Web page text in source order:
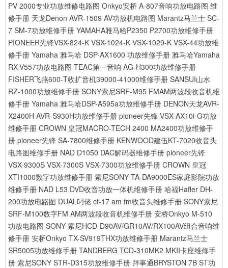
PV 2000专业功放维修电路图 Onkyo安桥 A-807音响功放电路图 维
修手册 天龙Denon AVR-1509 AV功放机电路图 Marantz马兰士 SC-
7 SM-7功放维修手册 YAMAHA雅马哈P2350 P2700功放维修手册
PIONEER先锋VSX-824-K VSX-1024-K VSX-1029-K VSX-44功放维
修手册 Yamaha 雅马哈 DSP-AX1600 功放维修手册 雅马哈Yamaha
RX-V557功放电路图 TEAC第一音响 AG-H300功放维修手册
FISHER飞燕600-T收扩音机39000-41000维修手册 SANSUI山水
RZ-1000功放维修手册 SONY索尼SRF-M95 FMAM两波段收音机维
修手册 Yamaha 雅马哈DSP-A595a功放维修手册 DENON天龙AVR-
X2400H AVR-S930H功放维修手册 pioneer先锋 VSX-AX10i-G功放
维修手册 CROWN 皇冠MACRO-TECH 2400 MA2400功放维修手
册 pioneer先锋 SA-7800维修手册 KENWOOD建伍KT-7020收音头
电路图维修手册 NAD D1050 DAC解码器维修手册 pioneer先锋
VSX-9300S VSX-7300S VSX-7300功放维修手册 CROWN 皇冠
XTI1000数字功放维修手册 索尼SONY TA-DA9000ES家庭影院功放
维修手册 NAD L53 DVD收音功放一体机维修手册 哈福Hafler DH-
200功放电路图 DUAL叼佬 ct-17 am fm收音头维修手册 SONY索尼
SRF-M100数字FM AM两波段收音机维修手册 安桥Onkyo M-510
功放电路图 SONY-索尼HCD-D90AV/GR10AV/RX100AV组合音响维
修手册 安桥Onkyo TX-SV919THX功放维修手册 Marantz马兰士
SR5005功放维修手册 TANDBERG TCD-310MK2 MKII卡座维修手
册 索尼SONY STR-D315功放维修手册 拜事通BRYSTON 7B ST功